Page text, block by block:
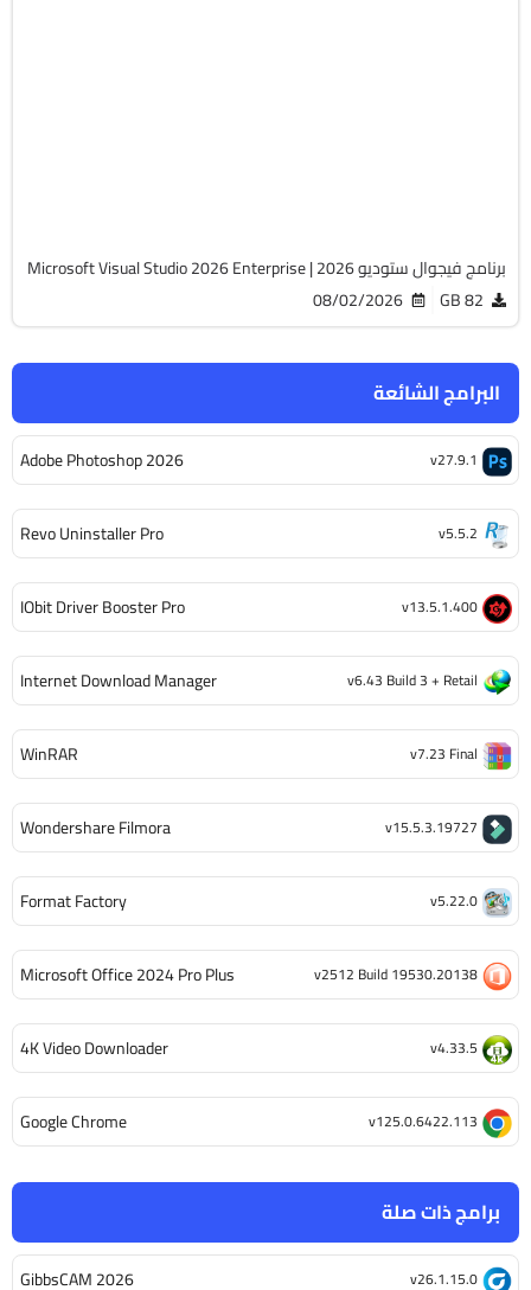
برامج ذات صلة
GibbsCAM 2026 v26.1.15.0
البرامج الشائعة
Adobe Photoshop 2026 v27.9.1
Revo Uninstaller Pro v5.5.2
IObit Driver Booster Pro v13.5.1.400
Internet Download Manager v6.43 Build 3 + Retail
WinRAR v7.23 Final
Wondershare Filmora v15.5.3.19727
Format Factory v5.22.0
Microsoft Office 2024 Pro Plus v2512 Build 19530.20138
4K Video Downloader v4.33.5
Google Chrome v125.0.6422.113
برنامج فيجوال ستوديو 2026 | Microsoft Visual Studio 2026 Enterprise
82 GB
08/02/2026